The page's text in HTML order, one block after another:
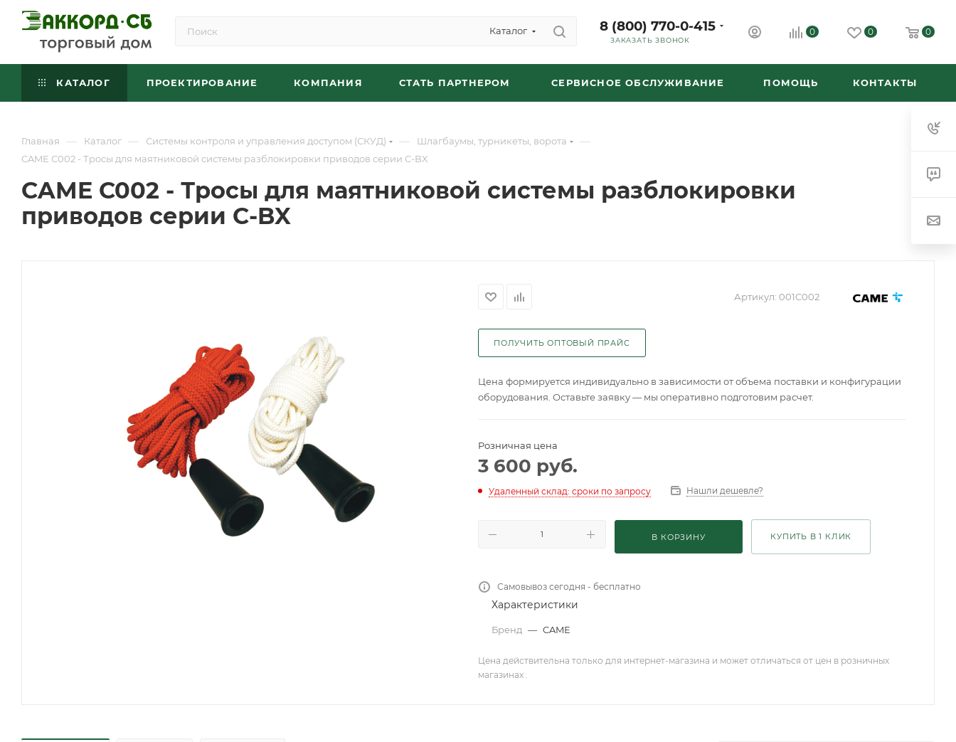
Каталог 8 (800) 770-0-415
ЗАКАЗАТЬ ЗВОНОК
0 0 0
КАТАЛОГ ПРОЕКТИРОВАНИЕ КОМПАНИЯ СТАТЬ ПАРТНЕРОМ СЕРВИСНОЕ ОБСЛУЖИВАНИЕ ПОМОЩЬ КОНТАКТЫ
Главная — Каталог — Системы контроля и управления доступом (СКУД) — Шлагбаумы, турникеты, ворота —
CAME C002 - Тросы для маятниковой системы разблокировки приводов серии C-BX
CAME C002 - Тросы для маятниковой системы разблокировки
приводов серии C-BX
Артикул: 001C002
ПОЛУЧИТЬ ОПТОВЫЙ ПРАЙС
Цена формируется индивидуально в зависимости от объема поставки и конфигурации
оборудования. Оставьте заявку — мы оперативно подготовим расчет.
Розничная цена
3 600 руб.
Удаленный склад: сроки по запросу Нашли дешевле?
В КОРЗИНУ КУПИТЬ В 1 КЛИК
Самовывоз сегодня - бесплатно
Характеристики
Бренд — CAME
Цена действительна только для интернет-магазина и может отличаться от цен в розничных
магазинах .